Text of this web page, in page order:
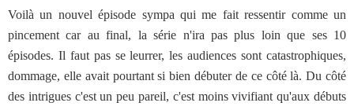
Voilà un nouvel épisode sympa qui me fait ressentir comme un
pincement car au final, la série n'ira pas plus loin que ses 10
épisodes. Il faut pas se leurrer, les audiences sont catastrophiques,
dommage, elle avait pourtant si bien débuter de ce côté là. Du côté
des intrigues c'est un peu pareil, c'est moins vivifiant qu'aux débuts